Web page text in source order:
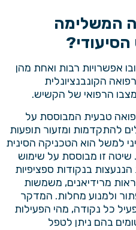
המשלימה
אפשרויות רבות ואחת מהן
הקונבנציונלית
הרפואי של הקשיש.
טבעית המבוססת על
להתקדמות ומזעור תופעות
למשל הוא הטכניקה הסינית
שיטה זו מבוססת על שימוש
בנקודות ספציפיות
מרידיאנים, משמשות
ולמנוע מחלות. המדקר
כל נקודה, מהי הפעילות
בהם ניתן לטפל